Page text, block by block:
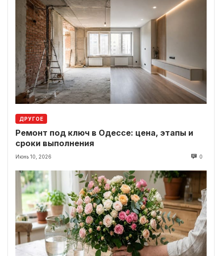
ДРУГОЕ
Ремонт под ключ в Одессе: цена, этапы и
сроки выполнения
Июнь 10, 2026 0